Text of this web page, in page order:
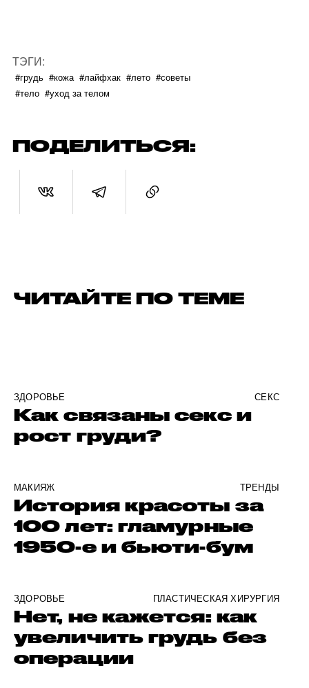
ТЭГИ:
#грудь #кожа #лайфхак #лето #советы
#тело #уход за телом
ПОДЕЛИТЬСЯ:
ЧИТАЙТЕ ПО ТЕМЕ
ЗДОРОВЬЕ СЕКС
Как связаны секс и
рост груди?
МАКИЯЖ ТРЕНДЫ
История красоты за
100 лет: гламурные
1950-е и бьюти-бум
ЗДОРОВЬЕ ПЛАСТИЧЕСКАЯ ХИРУРГИЯ
Нет, не кажется: как
увеличить грудь без
операции